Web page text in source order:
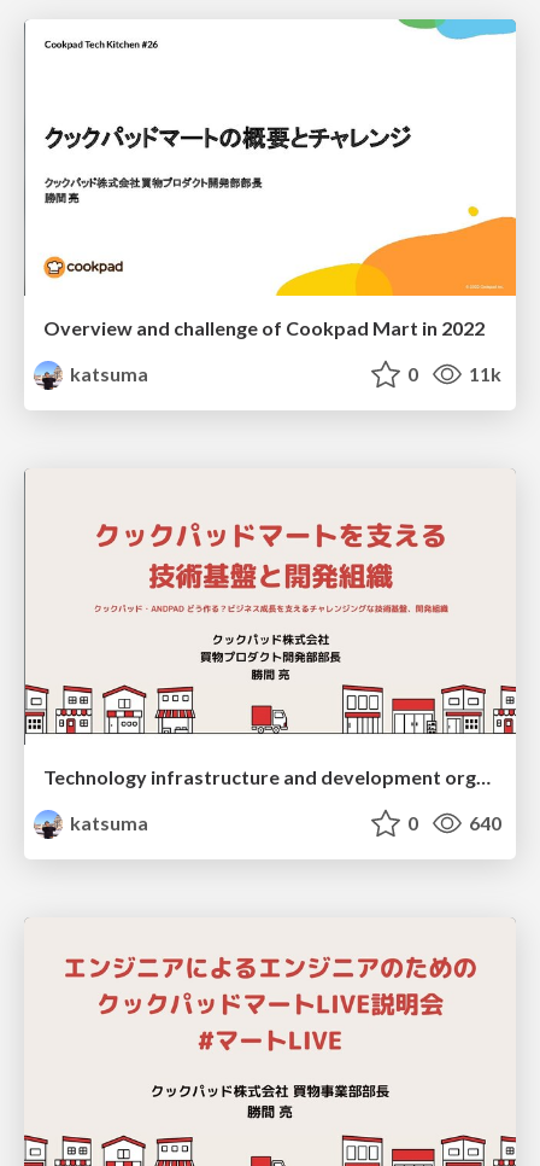
Overview and challenge of Cookpad Mart in 2022
katsuma
0 11k
Technology infrastructure and development organization supporting Cookpad Mart
katsuma
0 640